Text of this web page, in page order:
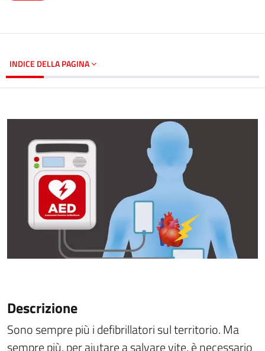
INDICE DELLA PAGINA
Descrizione
Sono sempre più i defibrillatori sul territorio. Ma
sempre più, per aiutare a salvare vite, è necessario